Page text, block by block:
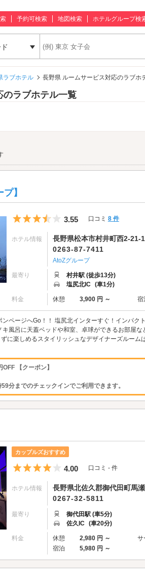
予約可検索 地図検索 ホテルグループ検
ラブホテル 長野県 ルームサービス対応のラブホ
のラブホテル一覧
】
5つ星のうち3.5
3.55 口コミ 8 件
ホテル情報
長野県松本市村井町西2-21-1
0263-87-7411
AtoZグループ
最寄り
村井駅 (徒歩13分)
塩尻北IC (車1分)
料金 休憩 3,900 円 ～ 宿
ページへGo！！ 塩尻北インターすぐ！インパク
風呂に天蓋ベッドや和室、卓球ができるお部屋
に楽しめるスタイリッシュなデザイナーズルーム
OFF 【クーポン】
分までのチェックインでご利用できます。
カップルズおすすめ
5つ星のうち4
4.00 口コミ - 件
ホテル情報
長野県北佐久郡御代田町馬
0267-32-5811
最寄り
御代田駅 (車5分)
佐久IC (車20分)
料金 休憩 2,980 円 ～ サ
宿泊
5,980 円 ～